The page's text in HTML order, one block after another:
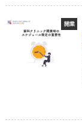
開業